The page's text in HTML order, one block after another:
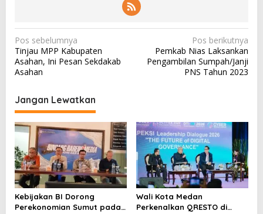
N
a
v
g
a
s
i
p
o
s
Pos sebelumnya
Tinjau MPP Kabupaten
Asahan, Ini Pesan Sekdakab
Asahan
Pos berikutnya
Pemkab Nias Laksankan
Pengambilan Sumpah/Janji
PNS Tahun 2023
Jangan Lewatkan
Kebijakan BI Dorong
Perekonomian Sumut pada
Wali Kota Medan
Perkenalkan QRESTO di